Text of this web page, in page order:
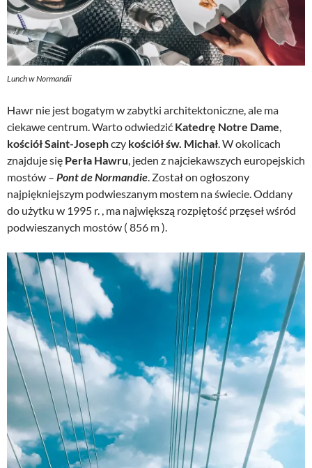
Lunch w Normandii
Hawr nie jest bogatym w zabytki architektoniczne, ale ma
ciekawe centrum. Warto odwiedzić Katedrę Notre Dame
kościół Saint-Josephczy kościół św. Michał . W okolicach
znajduje się Perła Hawru , jeden z najciekawszych europejskich
mostów – Pont de Normandie . Został on ogłoszony
najpiękniejszym podwieszanym mostem na świecie. Oddany
do użytku w 1995 r. , ma największą rozpiętość przęseł wśród
podwieszanych mostów ( 856 m ).